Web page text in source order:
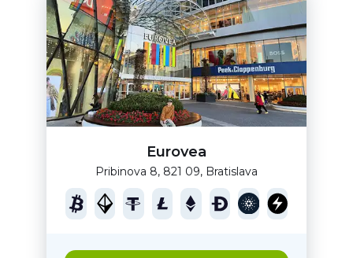
Eurovea
Pribinova 8, 821 09, Bratislava